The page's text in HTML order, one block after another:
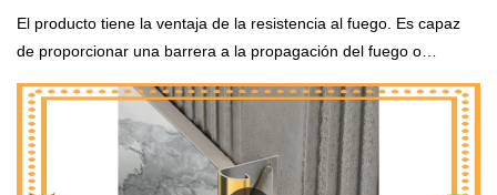
El producto tiene la ventaja de la resistencia al fuego. Es capaz
de proporcionar una barrera a la propagación del fuego o